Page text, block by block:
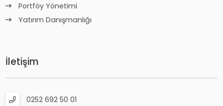
Portföy Yönetimi
Yatırım Danışmanlığı
İletişim
0252 692 50 01